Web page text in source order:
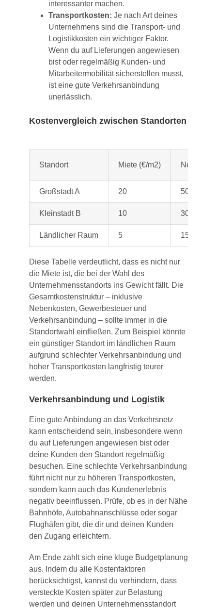
interessanter machen.
Transportkosten: Je nach Art deines
Unternehmens sind die Transport- und
Logistikkosten ein wichtiger Faktor.
Wenn du auf Lieferungen angewiesen
bist oder regelmäßig Kunden- und
Mitarbeitermobilität sicherstellen musst,
ist eine gute Verkehrsanbindung
unerlässlich.
Kostenvergleich zwischen Standorten
Standort Miete (€/m2)
Großstadt A 20 500
Kleinstadt B 10 300
Ländlicher Raum 5 150
Diese Tabelle verdeutlicht, dass es nicht nur
die Miete ist, die bei der Wahl des
Unternehmensstandorts ins Gewicht fällt. Die
Gesamtkostenstruktur – inklusive
Nebenkosten, Gewerbesteuer und
Verkehrsanbindung – sollte immer in die
Standortwahl einfließen. Zum Beispiel könnte
ein günstiger Standort im ländlichen Raum
aufgrund schlechter Verkehrsanbindung und
hoher Transportkosten langfristig teurer
werden.
Verkehrsanbindung und Logistik
Eine gute Anbindung an das Verkehrsnetz
kann entscheidend sein, insbesondere wenn
du auf Lieferungen angewiesen bist oder
deine Kunden den Standort regelmäßig
besuchen. Eine schlechte Verkehrsanbindung
führt nicht nur zu höheren Transportkosten,
sondern kann auch das Kundenerlebnis
negativ beeinflussen. Prüfe, ob es in der Nähe
Bahnhöfe, Autobahnanschlüsse oder sogar
Flughäfen gibt, die dir und deinen Kunden
den Zugang erleichtern.
Am Ende zahlt sich eine kluge Budgetplanung
aus. Indem du alle Kostenfaktoren
berücksichtigst, kannst du verhindern, dass
versteckte Kosten später zur Belastung
werden und deinen Unternehmensstandort